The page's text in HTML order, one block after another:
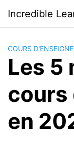
contenido
Incredible
COURS
Les 5
cours
en